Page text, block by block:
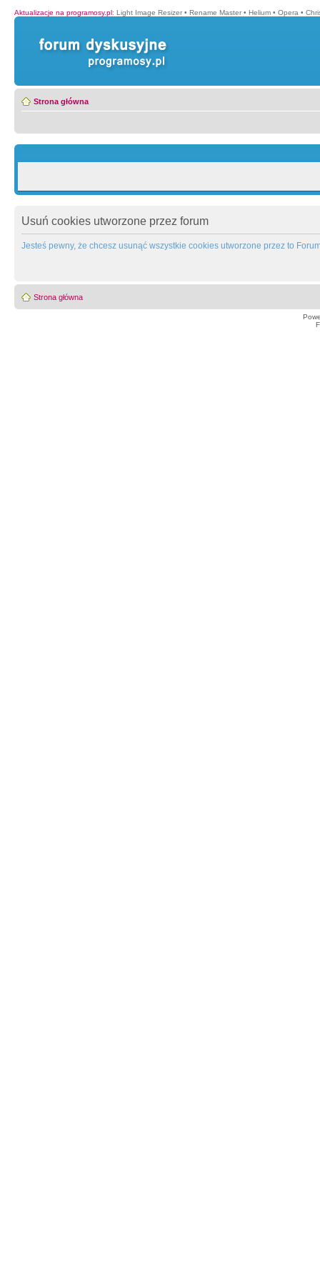
Aktualizacje na programosy.pl: Light Image Resizer • Rename Master • Helium • Opera •
Strona główna
Usuń cookies utworzone przez forum
Jesteś pewny, że chcesz usunąć wszystkie cookies utworzone przez to
Strona główna